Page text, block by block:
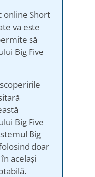
online Short
vă este
să
Big Five
Big Five
Big
doar
același